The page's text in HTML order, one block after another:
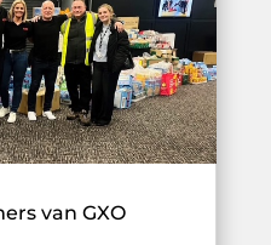
van GXO